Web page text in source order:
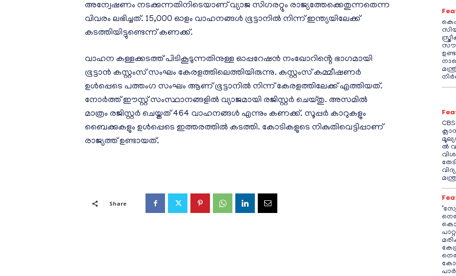
അന്വേഷണം നടക്കുന്നതിനിടെയാണ് വ്യാജ സി​ഗരറ്റും രാജ്യത്തേക്കെതുന്നതെന്ന
വിവരം ലഭിച്ചത്. 15,000 ഓളം വാഹനങ്ങൾ ഭൂട്ടാനിൽ നിന്ന് ഇന്ത്യയിലേക്ക്
കടത്തിയിട്ടുണ്ടെന്ന് കണക്ക്.
വാഹന കള്ളക്കടത്ത് പിടികൂടുന്നതിനുള്ള ഓപ്പറേഷൻ നംഖോറിൻ്റെ ഭാഗമായി
ഭൂട്ടാൻ കസ്റ്റംസ് സംഘം കേരളത്തിലെത്തിയിരുന്നു. കസ്റ്റംസ് കമ്മീഷണർ
ഉൾപ്പെടെ പത്തംഗ സംഘം ആണ് ഭൂട്ടാനിൽ നിന്ന് കേരളത്തിലേക്ക് എത്തിയത്.
നോർത്ത് ഈസ്റ്റ് സംസ്ഥാനങ്ങളിൽ വ്യാജമായി രജിസ്റ്റർ ചെയ്തു. അസമിൽ
മാത്രം രജിസ്റ്റർ ചെയ്തത് 464 വാഹനങ്ങൾ എന്നും കണക്ക്. സൂപ്പർ കാറുകളും
ബൈക്കുകളും ഉൾപ്പെടെ ഇത്തരത്തിൽ കടത്തി. കോടികളുടെ നികുതിവെട്ടിപ്പാണ്
രാജ്യത്ത് ഉണ്ടായത്.
Share
ൽ